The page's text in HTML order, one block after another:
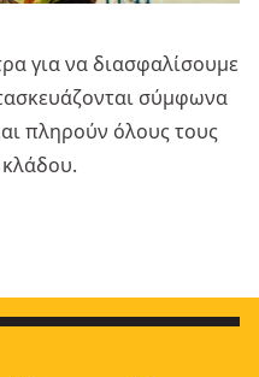
για να διασφαλίσουμε
σύμφωνα
πληρούν όλους τους